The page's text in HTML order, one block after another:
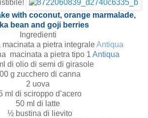
with coconut, orange marmalade,
bean and goji berries
Ingredienti
macinata a pietra integraleAntiqua
macinata a pietra tipo 1 Antiqua
di olio di semi di girasole
g zucchero di canna
2 uova
ml di sciroppo d’acero
50 ml di latte
½ bustina di lievito